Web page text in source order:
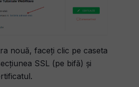
nouă, faceți clic pe caseta
SSL (pe bifă) și